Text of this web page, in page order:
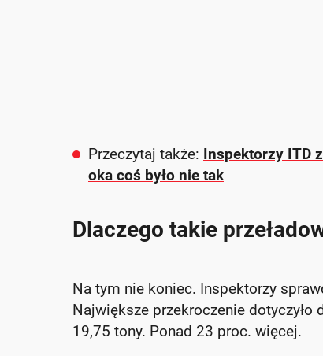
Przeczytaj także: Inspektorzy ITD
oka coś było nie tak
Dlaczego takie
Na tym nie koniec. Inspektorzy
Największe przekroczenie
19,75 tony. Ponad 23 proc. więcej.